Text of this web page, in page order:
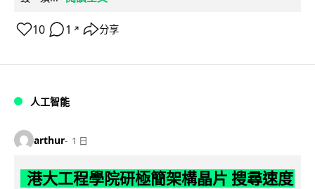
10 1 ↗ 分享
人工智能
arthur 1 日
港大工程學院研極簡架構晶片 搜尋速度